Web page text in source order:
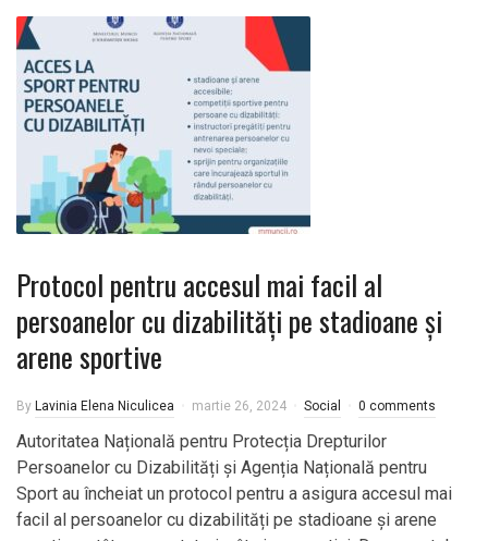
Protocol pentru accesul mai facil al
persoanelor cu dizabilități pe stadioane și
arene sportive
By Lavinia Elena Niculicea martie 26, 2024 Social 0 comments
Autoritatea Națională pentru Protecția Drepturilor
Persoanelor cu Dizabilități și Agenția Națională pentru
Sport au încheiat un protocol pentru a asigura accesul mai
facil al persoanelor cu dizabilități pe stadioane și arene